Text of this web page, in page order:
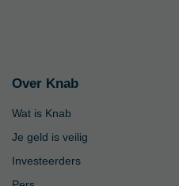
Over Knab
Wat is Knab
Je geld is veilig
Investeerders